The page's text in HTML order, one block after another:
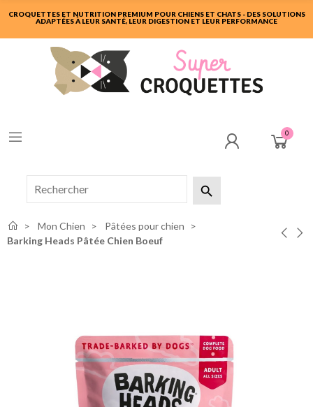
CROQUETTES ET NUTRITION PREMIUM POUR CHIENS ET CHATS - DES SOLUTIONS
ADAPTÉES À LEUR SANTÉ, LEUR DIGESTION ET LEUR PERFORMANCE
0

Mon Chien
Pâtées pour chien
Barking Heads Pâtée Chien Boeuf